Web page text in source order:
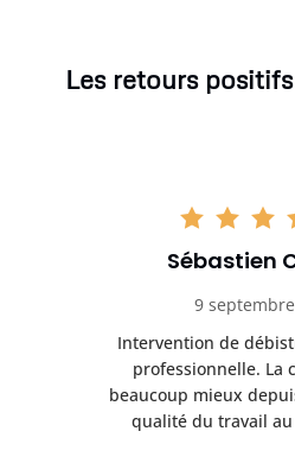
Les retours
Sébastien
9
Intervention de
professionnelle. La
beaucoup mieux
qualité du travail